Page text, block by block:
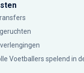
Voetballers spelend in